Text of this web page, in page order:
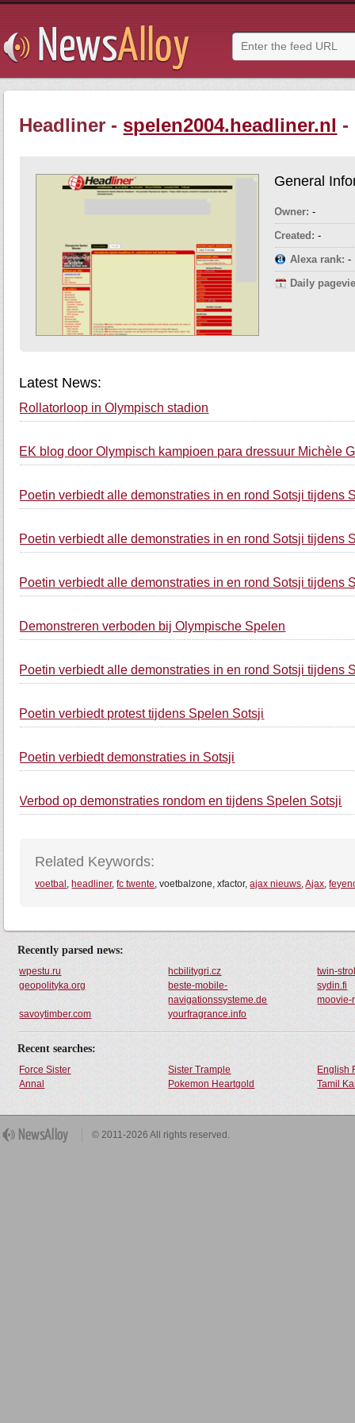
Headliner - spelen2004.headliner.nl -
General
Owner: -
Created: -
Alexa rank: -
Daily
Latest News:
Rollatorloop in Olympisch stadion
EK blog door Olympisch kampioen para dressuur Michèle
Poetin verbiedt alle demonstraties in en rond Sotsji tijdens
Poetin verbiedt alle demonstraties in en rond Sotsji tijdens
Poetin verbiedt alle demonstraties in en rond Sotsji tijdens
Demonstreren verboden bij Olympische Spelen
Poetin verbiedt alle demonstraties in en rond Sotsji tijdens
Poetin verbiedt protest tijdens Spelen Sotsji
Poetin verbiedt demonstraties in Sotsji
Verbod op demonstraties rondom en tijdens Spelen Sotsji
Related Keywords:
voetbal , headliner,fc twente, voetbalzone, xfactor,ajax nieuws,Ajax,
Recently parsed news:
wpestu.ru hcbilitygri.cz
twin-
geopolityka.org
beste-mobile-
navigationssysteme.de
sydin.fi
moovie-
savoytimber.com
yourfragrance.info
Recent searches:
Force Sister Sister Trample
English
Annal
Pokemon Heartgold Tamil
© 2011-2026 All rights reserved.